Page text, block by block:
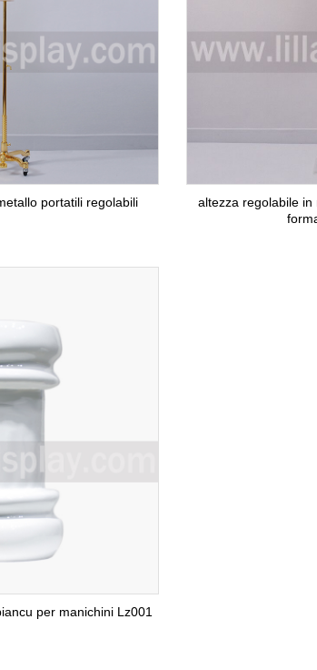
portatili regolabili
altezza regolabile
per manichini Lz001